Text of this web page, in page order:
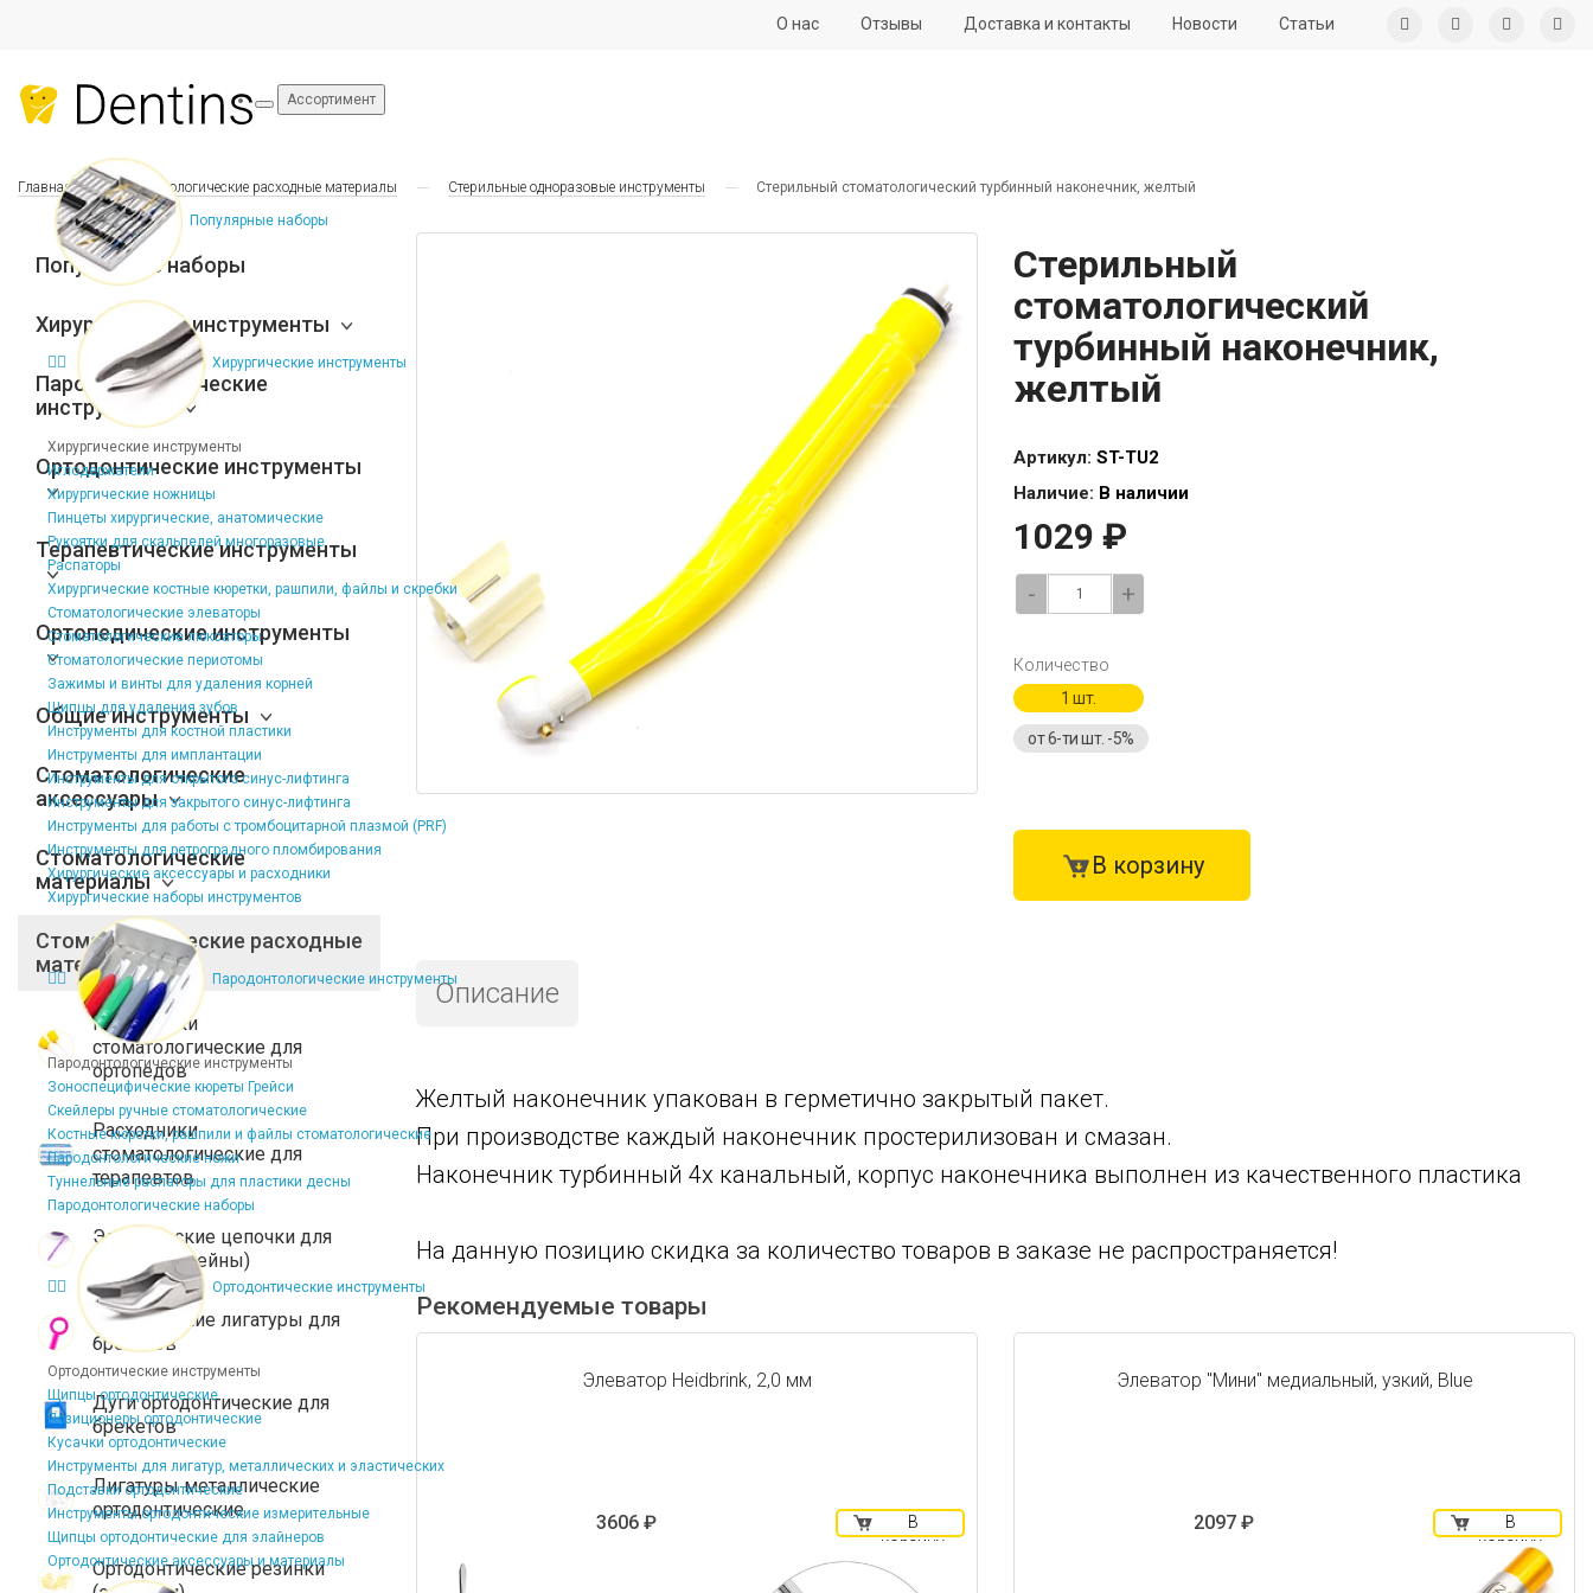
О нас Отзывы Доставка и контакты Новости Статьи
Ассортимент
Популярные наборы
Хирургические инструменты
Хирургические инструменты
Иглодержатели
Хирургические ножницы
Пинцеты хирургические, анатомические
Рукоятки для скальпелей многоразовые
Распаторы
Хирургические костные кюретки, рашпили, файлы и скребки
Стоматологические элеваторы
Стоматологические люксаторы
Стоматологические периотомы
Зажимы и винты для удаления корней
Щипцы для удаления зубов
Инструменты для костной пластики
Инструменты для имплантации
Инструменты для открытого синус-лифтинга
Инструменты для закрытого синус-лифтинга
Инструменты для работы с тромбоцитарной плазмой (PRF)
Инструменты для ретроградного пломбирования
Хирургические аксессуары и расходники
Хирургические наборы инструментов
Пародонтологические инструменты
Пародонтологические инструменты
Зоноспецифические кюреты Грейси
Скейлеры ручные стоматологические
Костные кюретки, рашпили и файлы стоматологические
Пародонтологические ножи
Туннельные распаторы для пластики десны
Пародонтологические наборы
Ортодонтические инструменты
Ортодонтические инструменты
Щипцы ортодонтические
Позиционеры ортодонтические
Кусачки ортодонтические
Инструменты для лигатур, металлических и эластических
Подставки ортодонтические
Инструменты ортодонтические измерительные
Щипцы ортодонтические для элайнеров
Ортодонтические аксессуары и материалы
Главная Стоматологические расходные материалы Стерильные одноразовые инструменты Стерильный стоматологический турбинный наконечник, желтый
Популярные наборы
Хирургические инструменты
Пародонтологические
инструменты
Ортодонтические инструменты
Терапевтические инструменты
Ортопедические инструменты
Общие инструменты
Стоматологические
аксессуары
Стоматологические
материалы
Стоматологические расходные
материалы
Расходники
стоматологические для
ортопедов
Расходники
стоматологические для
терапевтов
Эластические цепочки для
брекетов (чейны)
Эластические лигатуры для
брекетов
Дуги ортодонтические для
брекетов
Лигатуры металлические
ортодонтические
Ортодонтические резинки
Стерильный
стоматологический
турбинный наконечник,
желтый
Артикул: ST-TU2
Наличие: В наличии
1029 ₽
- +
Количество
1 шт.
от 6-ти шт. -5%
В корзину
Описание
Желтый наконечник упакован в герметично закрытый пакет.
При производстве каждый наконечник простерилизован и смазан.
Наконечник турбинный 4х канальный, корпус наконечника выполнен из качественного пластика
На данную позицию скидка за количество товаров в заказе не распространяется!
Рекомендуемые товары
Элеватор Heidbrink, 2,0 мм
3606 ₽
В
корзину
Элеватор "Мини" медиальный, узкий, Blue
2097 ₽
В
корзину